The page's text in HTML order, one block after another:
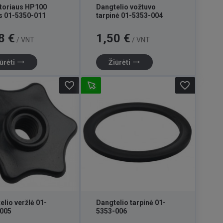
HP100
01-5350-011
€ / VNT
trending_flat
Dangtelio vožtuvo
tarpinė 01-5353-004
Kaina
1,50 € / VNT
Žiūrėti trending_flat
veržlė 01-
favorite_border
Dangtelio tarpinė 01-
5353-006
favorite_border